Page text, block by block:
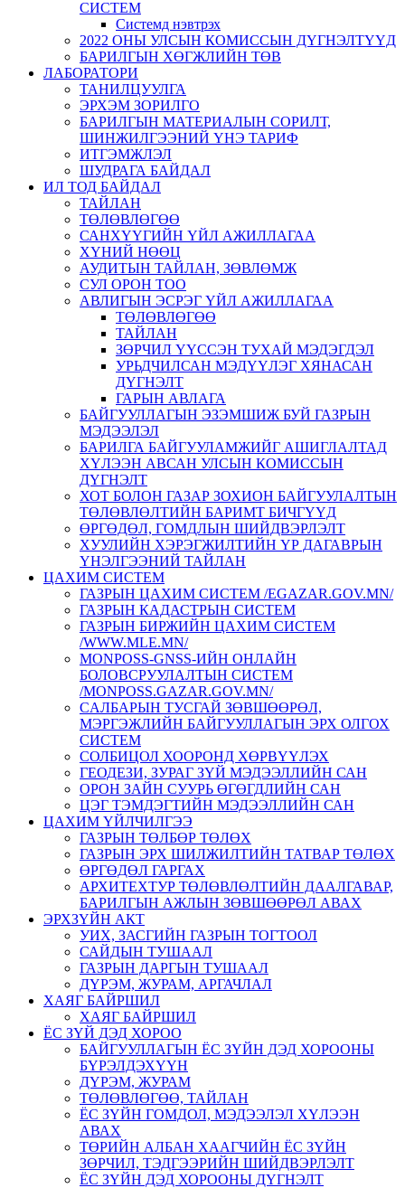
СИСТЕМ
Системд нэвтрэх
2022 ОНЫ УЛСЫН КОМИССЫН ДҮГНЭЛТҮҮД
БАРИЛГЫН ХӨГЖЛИЙН ТӨВ
ЛАБОРАТОРИ
ТАНИЛЦУУЛГА
ЭРХЭМ ЗОРИЛГО
БАРИЛГЫН МАТЕРИАЛЫН СОРИЛТ,
ШИНЖИЛГЭЭНИЙ ҮНЭ ТАРИФ
ИТГЭМЖЛЭЛ
ШУДРАГА БАЙДАЛ
ИЛ ТОД БАЙДАЛ
ТАЙЛАН
ТӨЛӨВЛӨГӨӨ
САНХҮҮГИЙН ҮЙЛ АЖИЛЛАГАА
ХҮНИЙ НӨӨЦ
АУДИТЫН ТАЙЛАН, ЗӨВЛӨМЖ
СУЛ ОРОН ТОО
АВЛИГЫН ЭСРЭГ ҮЙЛ АЖИЛЛАГАА
ТӨЛӨВЛӨГӨӨ
ТАЙЛАН
ЗӨРЧИЛ ҮҮССЭН ТУХАЙ МЭДЭГДЭЛ
УРЬДЧИЛСАН МЭДҮҮЛЭГ ХЯНАСАН
ДҮГНЭЛТ
ГАРЫН АВЛАГА
БАЙГУУЛЛАГЫН ЭЗЭМШИЖ БУЙ ГАЗРЫН
МЭДЭЭЛЭЛ
БАРИЛГА БАЙГУУЛАМЖИЙГ АШИГЛАЛТАД
ХҮЛЭЭН АВСАН УЛСЫН КОМИССЫН
ДҮГНЭЛТ
ХОТ БОЛОН ГАЗАР ЗОХИОН БАЙГУУЛАЛТЫН
ТӨЛӨВЛӨЛТИЙН БАРИМТ БИЧГҮҮД
ӨРГӨДӨЛ, ГОМДЛЫН ШИЙДВЭРЛЭЛТ
ХУУЛИЙН ХЭРЭГЖИЛТИЙН ҮР ДАГАВРЫН
ҮНЭЛГЭЭНИЙ ТАЙЛАН
ЦАХИМ СИСТЕМ
ГАЗРЫН ЦАХИМ СИСТЕМ /EGAZAR.GOV.MN/
ГАЗРЫН КАДАСТРЫН СИСТЕМ
ГАЗРЫН БИРЖИЙН ЦАХИМ СИСТЕМ
/WWW.MLE.MN/
MONPOSS-GNSS-ИЙН ОНЛАЙН
БОЛОВСРУУЛАЛТЫН СИСТЕМ
/MONPOSS.GAZAR.GOV.MN/
CАЛБАРЫН ТУСГАЙ ЗӨВШӨӨРӨЛ,
МЭРГЭЖЛИЙН БАЙГУУЛЛАГЫН ЭРХ ОЛГОХ
СИСТЕМ
СОЛБИЦОЛ ХООРОНД ХӨРВҮҮЛЭХ
ГЕОДЕЗИ, ЗУРАГ ЗҮЙ МЭДЭЭЛЛИЙН САН
ОРОН ЗАЙН СУУРЬ ӨГӨГДЛИЙН САН
ЦЭГ ТЭМДЭГТИЙН МЭДЭЭЛЛИЙН САН
ЦАХИМ ҮЙЛЧИЛГЭЭ
ГАЗРЫН ТӨЛБӨР ТӨЛӨХ
ГАЗРЫН ЭРХ ШИЛЖИЛТИЙН ТАТВАР ТӨЛӨХ
ӨРГӨДӨЛ ГАРГАХ
АРХИТЕХТУР ТӨЛӨВЛӨЛТИЙН ДААЛГАВАР,
БАРИЛГЫН АЖЛЫН ЗӨВШӨӨРӨЛ АВАХ
ЭРХЗҮЙН АКТ
УИХ, ЗАСГИЙН ГАЗРЫН ТОГТООЛ
САЙДЫН ТУШААЛ
ГАЗРЫН ДАРГЫН ТУШААЛ
ДҮРЭМ, ЖУРАМ, АРГАЧЛАЛ
ХАЯГ БАЙРШИЛ
ХАЯГ БАЙРШИЛ
ЁС ЗҮЙ ДЭД ХОРОО
БАЙГУУЛЛАГЫН ЁС ЗҮЙН ДЭД ХОРООНЫ
БҮРЭЛДЭХҮҮН
ДҮРЭМ, ЖУРАМ
ТӨЛӨВЛӨГӨӨ, ТАЙЛАН
ЁС ЗҮЙН ГОМДОЛ, МЭДЭЭЛЭЛ ХҮЛЭЭН
АВАХ
ТӨРИЙН АЛБАН ХААГЧИЙН ЁС ЗҮЙН
ЗӨРЧИЛ, ТЭДГЭЭРИЙН ШИЙДВЭРЛЭЛТ
ЁС ЗҮЙН ДЭД ХОРООНЫ ДҮГНЭЛТ